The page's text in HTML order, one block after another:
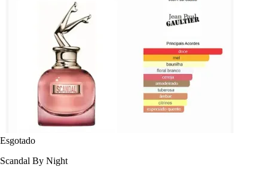
Esgotado
Scandal By Night